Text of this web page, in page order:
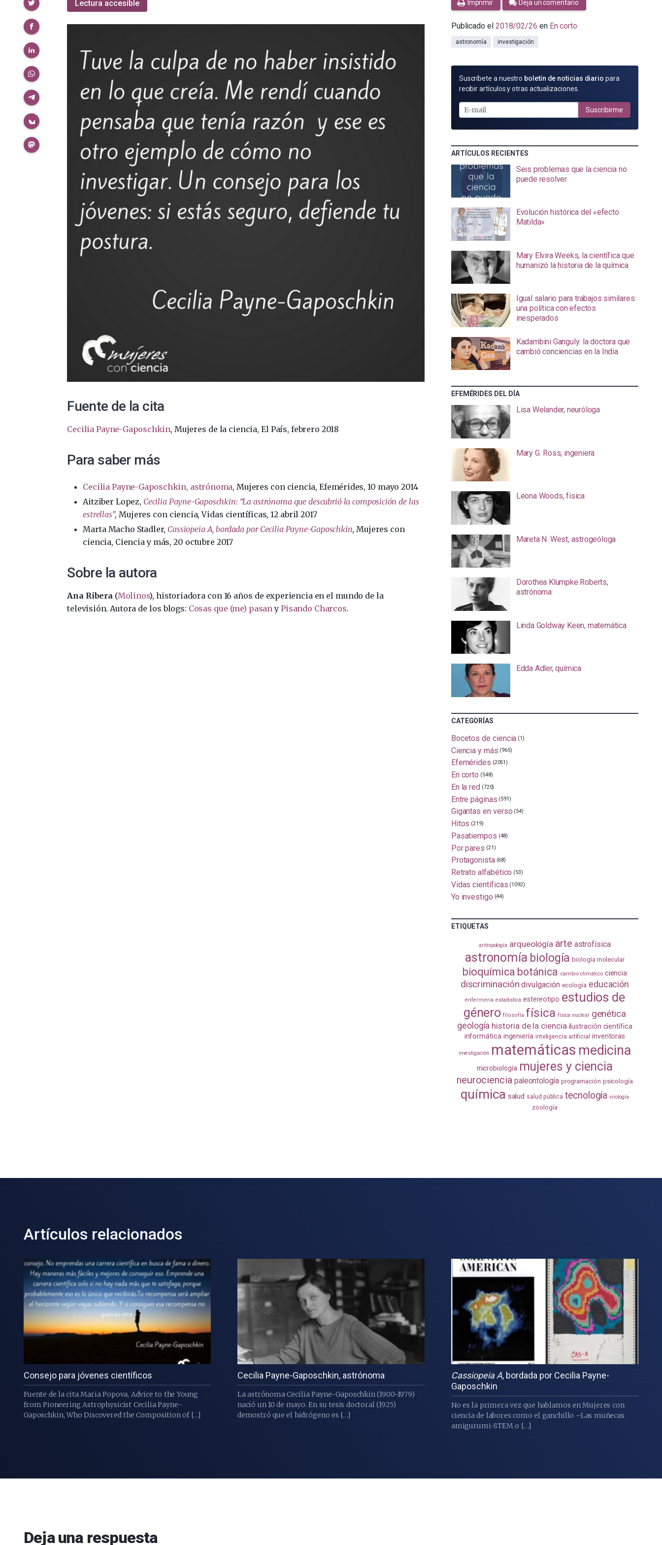
Lectura accesible
Fuente de la cita
Cecilia Payne-Gaposchkin, Mujeres de la ciencia, El País, febrero 2018
Para saber más
Cecilia Payne-Gaposchkin, astrónoma, Mujeres con ciencia, Efemérides, 10 mayo 2014
Aitziber Lopez, Cecilia Payne-Gaposchkin: “La astrónoma que descubrió la composición de las
estrellas”, Mujeres con ciencia, Vidas científicas, 12 abril 2017
Marta Macho Stadler, Cassiopeia A, bordada por Cecilia Payne-Gaposchkin, Mujeres con
ciencia, Ciencia y más, 20 octubre 2017
Sobre la autora
Ana Ribera (Molinos), historiadora con 16 años de experiencia en el mundo de la
televisión. Autora de los blogs: Cosas que (me) pasan yPisando Charcos.
Imprimir Deja un comentario
Publicado el 2018/02/26 en En corto
astronomía investigación
SUSCRÍBETE
POR
MAIL
Suscríbete a nuestro boletín de noticias diario para
recibir artículos y otras actualizaciones.
Suscribirme
ARTÍCULOS RECIENTES
Seis problemas que la ciencia no
puede resolver
Evolución histórica del «efecto
Matilda»
Mary Elvira Weeks, la científica que
humanizó la historia de la química
Igual salario para trabajos similares:
una política con efectos
inesperados
Kadambini Ganguly: la doctora que
cambió conciencias en la India
EFEMÉRIDES DEL DÍA
Lisa Welander, neuróloga
Mary G. Ross, ingeniera
Leona Woods, física
Mareta N. West, astrogeóloga
Dorothea Klumpke Roberts,
astrónoma
Linda Goldway Keen, matemática
Edda Adler, química
CATEGORÍAS
Bocetos de ciencia (1)
Ciencia y más (965)
Efemérides (2051)
En corto (548)
En la red (720)
Entre páginas (591)
Gigantas en verso (54)
Hitos (219)
Pasatiempos (48)
Por pares (21)
Protagonista (68)
Retrato alfabético (53)
Vidas científicas (1092)
Yo investigo (44)
ETIQUETAS
antropología arqueología arte astrofísica
astronomía biología biología molecular
bioquímica botánica cambio climático ciencia
discriminación divulgación ecología educación
enfermería estadistica estereotipo estudios de
género filosofía física física nuclear genética
geología historia de la ciencia ilustración científica
informática ingeniería inteligencia artificial inventoras
investigación matemáticas medicina
microbiología mujeres y ciencia
neurociencia paleontología programación psicología
química salud salud pública tecnología virología
zoología
Artículos relacionados
Consejo para jóvenes científicos
Fuente de la cita Maria Popova, Advice to the Young
from Pioneering Astrophysicist Cecilia Payne-
Gaposchkin, Who Discovered the Composition of […]
Cecilia Payne-Gaposchkin, astrónoma
La astrónoma Cecilia Payne-Gaposchkin (1900-1979)
nació un 10 de mayo. En su tesis doctoral (1925)
demostró que el hidrógeno es […]
Cassiopeia A, bordada por Cecilia Payne-
Gaposchkin
No es la primera vez que hablamos en Mujeres con
ciencia de labores como el ganchillo –Las muñecas
amigurumi-STEM o […]
Deja una respuesta